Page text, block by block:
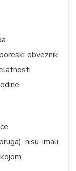
obveznik
nisu imali